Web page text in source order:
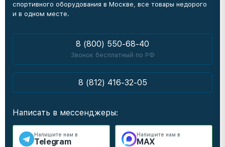
спортивного оборудования в Москве, все товары недорого
и в одном месте.
8 (800) 550-68-40
Звонок бесплатный по РФ
8 (812) 416-32-05
Написать в мессенджеры:
Напишите нам в
Telegram
Напишите нам в
MAX